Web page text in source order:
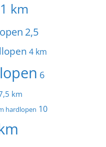
1 km
2,5
4 km
6
km
hardlopen 10